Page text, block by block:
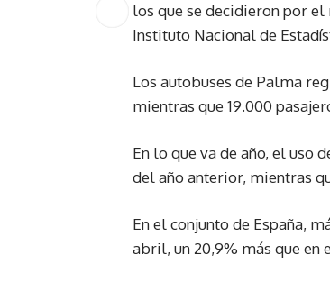
los que se decidieron por
Instituto Nacional de
Los autobuses de Palma
mientras que 19.000
En lo que va de año, el uso
del año anterior, mientras
En el conjunto de España,
abril, un 20,9% más que en